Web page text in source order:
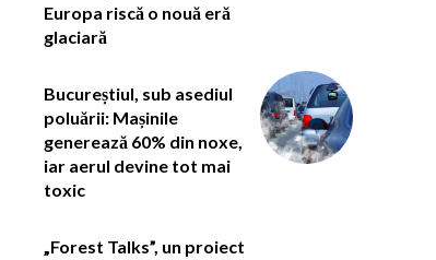
Europa riscă o nouă eră
glaciară
Bucureștiul, sub asediul
poluării: Mașinile
generează 60% din noxe,
iar aerul devine tot mai
toxic
„Forest Talks”, un proiect